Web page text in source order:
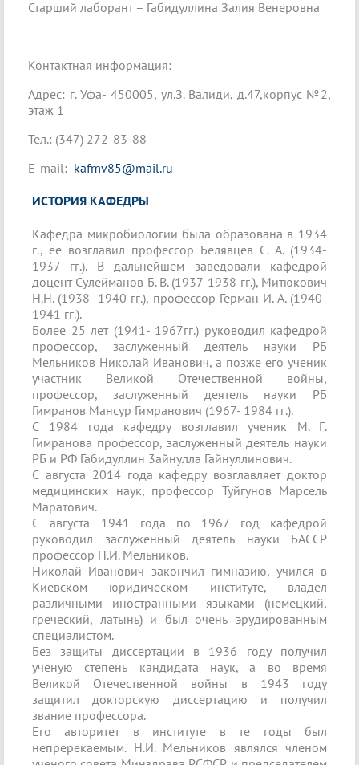
Старший лаборант – Габидуллина Залия Венеровна
Контактная информация:
Адрес: г. Уфа- 450005, ул.З. Валиди, д.47,корпус №2,
этаж 1
Тел.: (347) 272-83-88
E-mail: kafmv85@mail.ru
ИСТОРИЯ КАФЕДРЫ
Кафедра микробиологии была образована в 1934
г., ее возглавил профессор Белявцев С. А. (1934-
1937 гг.). В дальнейшем заведовали кафедрой
доцент Сулейманов Б. В. (1937-1938 гг.), Митюкович
Н.Н. (1938- 1940 гг.), профессор Герман И. А. (1940-
1941 гг.).
Более 25 лет (1941- 1967гг.) руководил кафедрой
профессор, заслуженный деятель науки РБ
Мельников Николай Иванович, а позже его ученик
участник Великой Отечественной войны,
профессор, заслуженный деятель науки РБ
Гимранов Мансур Гимранович (1967- 1984 гг.).
С 1984 года кафедру возглавил ученик М. Г.
Гимранова профессор, заслуженный деятель науки
РБ и РФ Габидуллин 3айнулла Гайнуллинович.
С августа 2014 года кафедру возглавляет доктор
медицинских наук, профессор Туйгунов Марсель
Маратович.
С августа 1941 года по 1967 год кафедрой
руководил заслуженный деятель науки БАССР
профессор Н.И. Мельников.
Николай Иванович закончил гимназию, учился в
Киевском юридическом институте, владел
различными иностранными языками (немецкий,
греческий, латынь) и был очень эрудированным
специалистом.
Без защиты диссертации в 1936 году получил
ученую степень кандидата наук, а во время
Великой Отечественной войны в 1943 году
защитил докторскую диссертацию и получил
звание профессора.
Его авторитет в институте в те годы был
непререкаемым. Н.И. Мельников являлся членом